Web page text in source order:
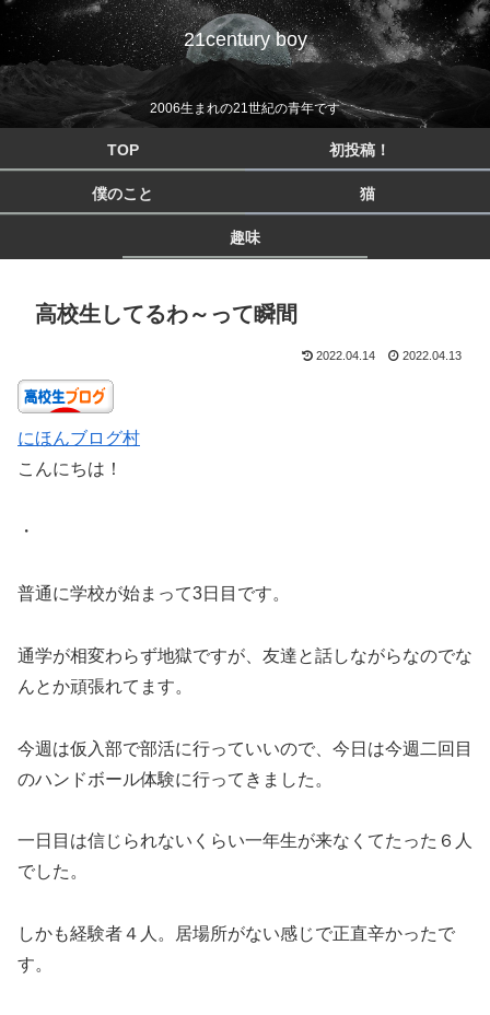
21century boy
2006生まれの21世紀の青年です
TOP 初投稿！
僕のこと 猫
趣味
高校生してるわ～って瞬間
2022.04.14 2022.04.13
にほんブログ村
こんにちは！
・
普通に学校が始まって3日目です。
通学が相変わらず地獄ですが、友達と話しながらなのでな
んとか頑張れてます。
今週は仮入部で部活に行っていいので、今日は今週二回目
のハンドボール体験に行ってきました。
一日目は信じられないくらい一年生が来なくてたった６人
でした。
しかも経験者４人。居場所がない感じで正直辛かったで
す。